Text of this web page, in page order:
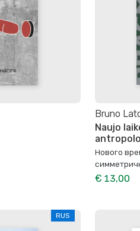
Bruno
Naujo
Нового
€ 13,00
RUS